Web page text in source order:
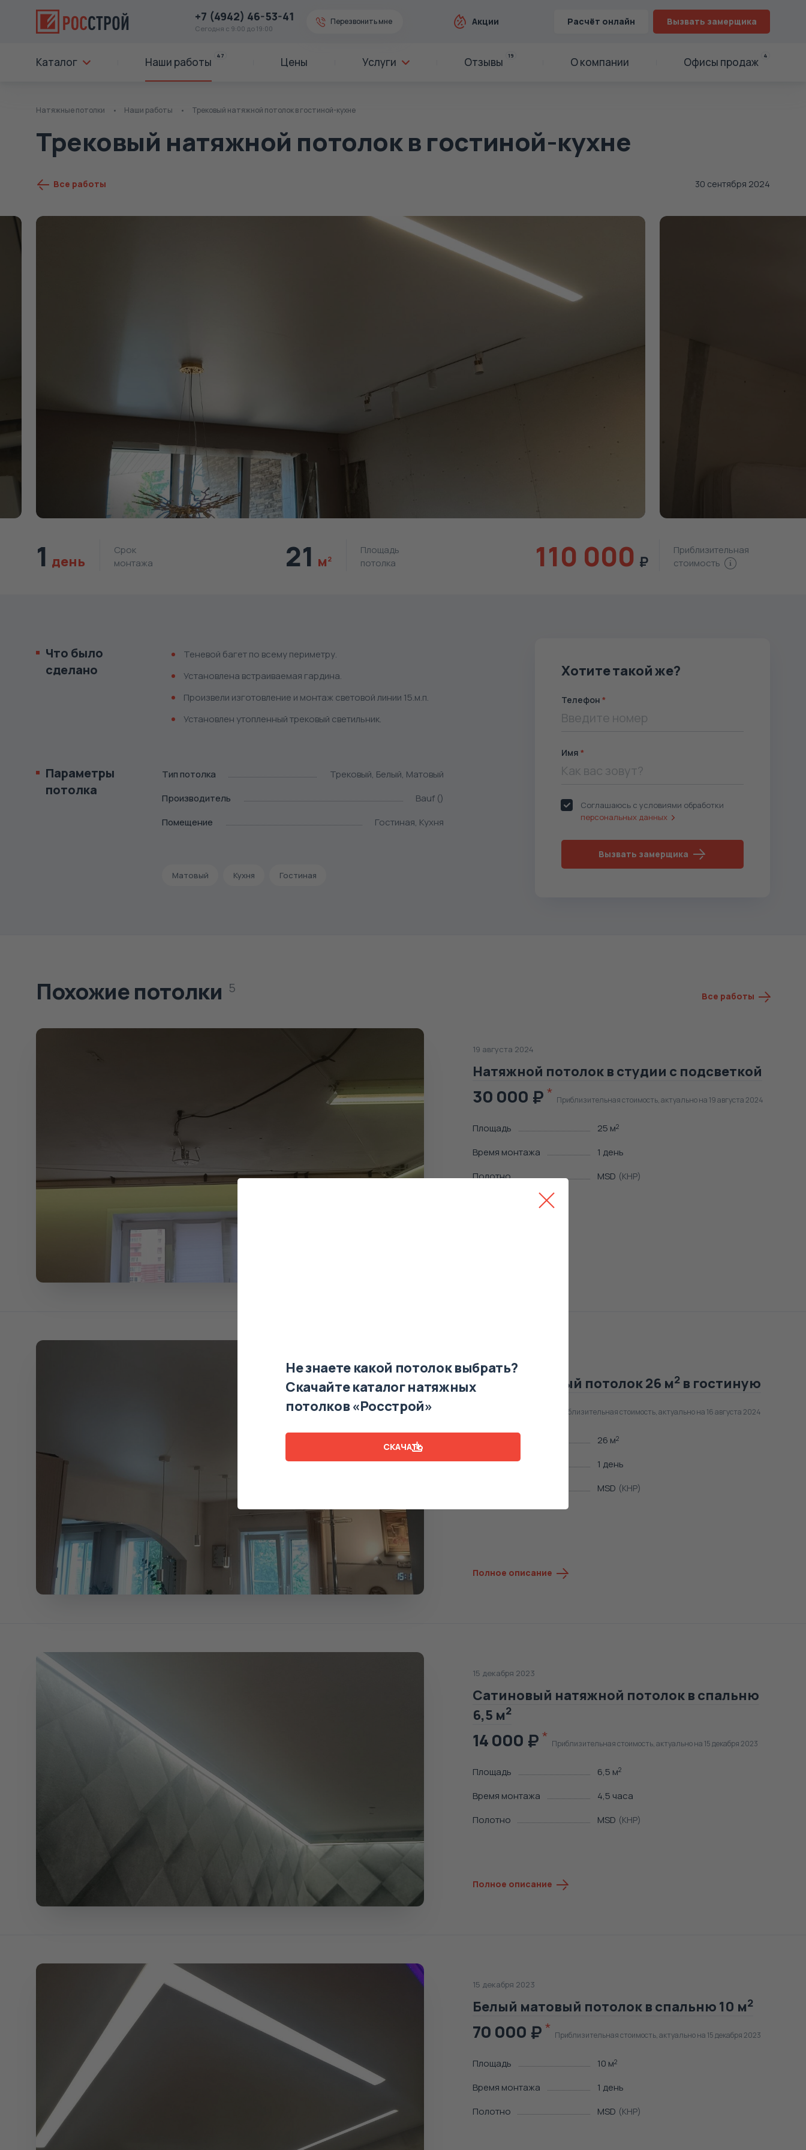
+7 (4942) 46-53-41
Сегодня с 9:00 до 19:00
Перезвонить мне Акции Расчёт онлайн Вызвать замерщика
Каталог Наши работы 47 Цены Услуги Отзывы 19 О компании Офисы продаж 4
Натяжные потолки Наши работы Трековый натяжной потолок в гостиной-кухне
Трековый натяжной потолок в гостиной-кухне
Все работы 30 сентября 2024
1 день
Срок
монтажа
21 м 2
Площадь
потолка
110 000
Приблизительная
стоимость
Что было
сделано
Теневой багет по всему периметру.
Установлена встраиваемая гардина.
Произвели изготовление и монтаж световой линии 15.м.п.
Установлен утопленный трековый светильник.
Параметры
потолка
Тип потолка
Трековый, Белый, Матовый
Производитель
Bauf ()
Помещение
Гостиная, Кухня
Матовый Кухня Гостиная
Хотите такой же?
Телефон
Имя
Соглашаюсь с условиями обработки
персональных данных
Вызвать замерщика
Похожие потолки 5
Все работы
19 августа 2024
Натяжной потолок в студии с подсветкой
30 000 Приблизительная стоимость, актуально на 19 августа 2024
Площадь 25 м2
Время монтажа
1 день
Полотно
MSD (КНР)
16 августа 2024
Двухуровневый потолок 26 м2 в гостиную
Приблизительная стоимость, актуально на 16 августа 2024
26 м2
Время монтажа
1 день
MSD (КНР)
Полное описание
15 декабря 2023
Сатиновый натяжной потолок в спальню
6,5 м2
14 000 Приблизительная стоимость, актуально на 15 декабря 2023
Площадь 6,5 м2
Время монтажа
4,5 часа
Полотно
MSD (КНР)
Полное описание
15 декабря 2023
Белый матовый потолок в спальню 10 м2
70 000 Приблизительная стоимость, актуально на 15 декабря 2023
Площадь 10 м2
Время монтажа
1 день
Полотно
MSD (КНР)
Не знаете какой потолок выбрать?
Скачайте каталог натяжных
потолков «Росстрой»
СКАЧАТЬ